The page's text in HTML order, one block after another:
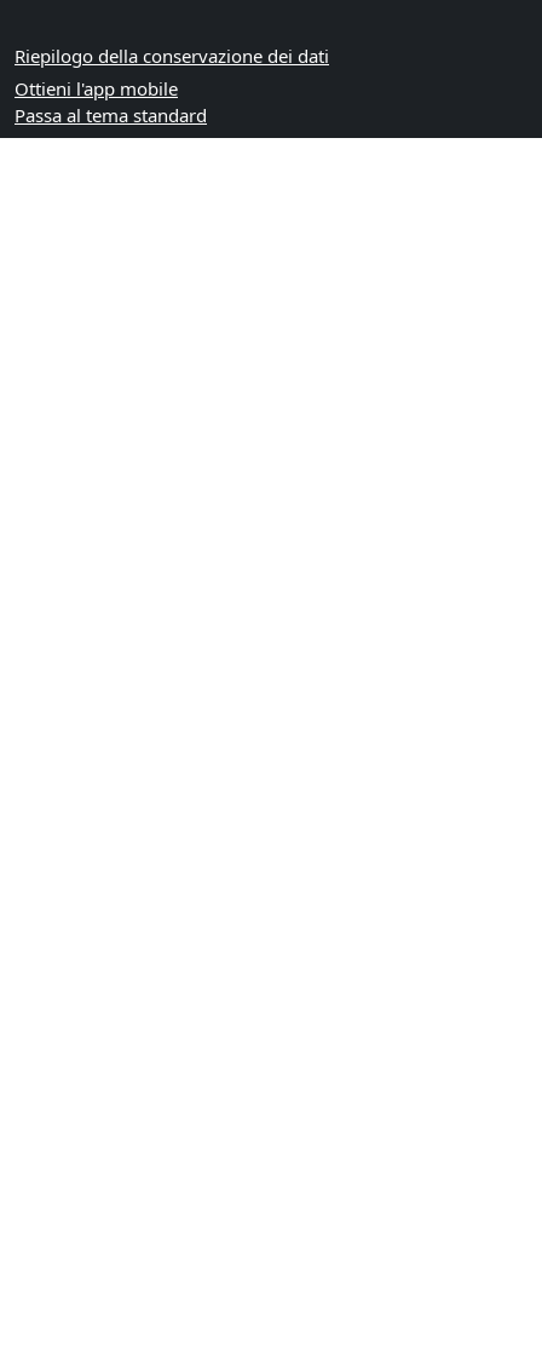
Riepilogo della conservazione dei dati
Ottieni l'app mobile
Passa al tema standard